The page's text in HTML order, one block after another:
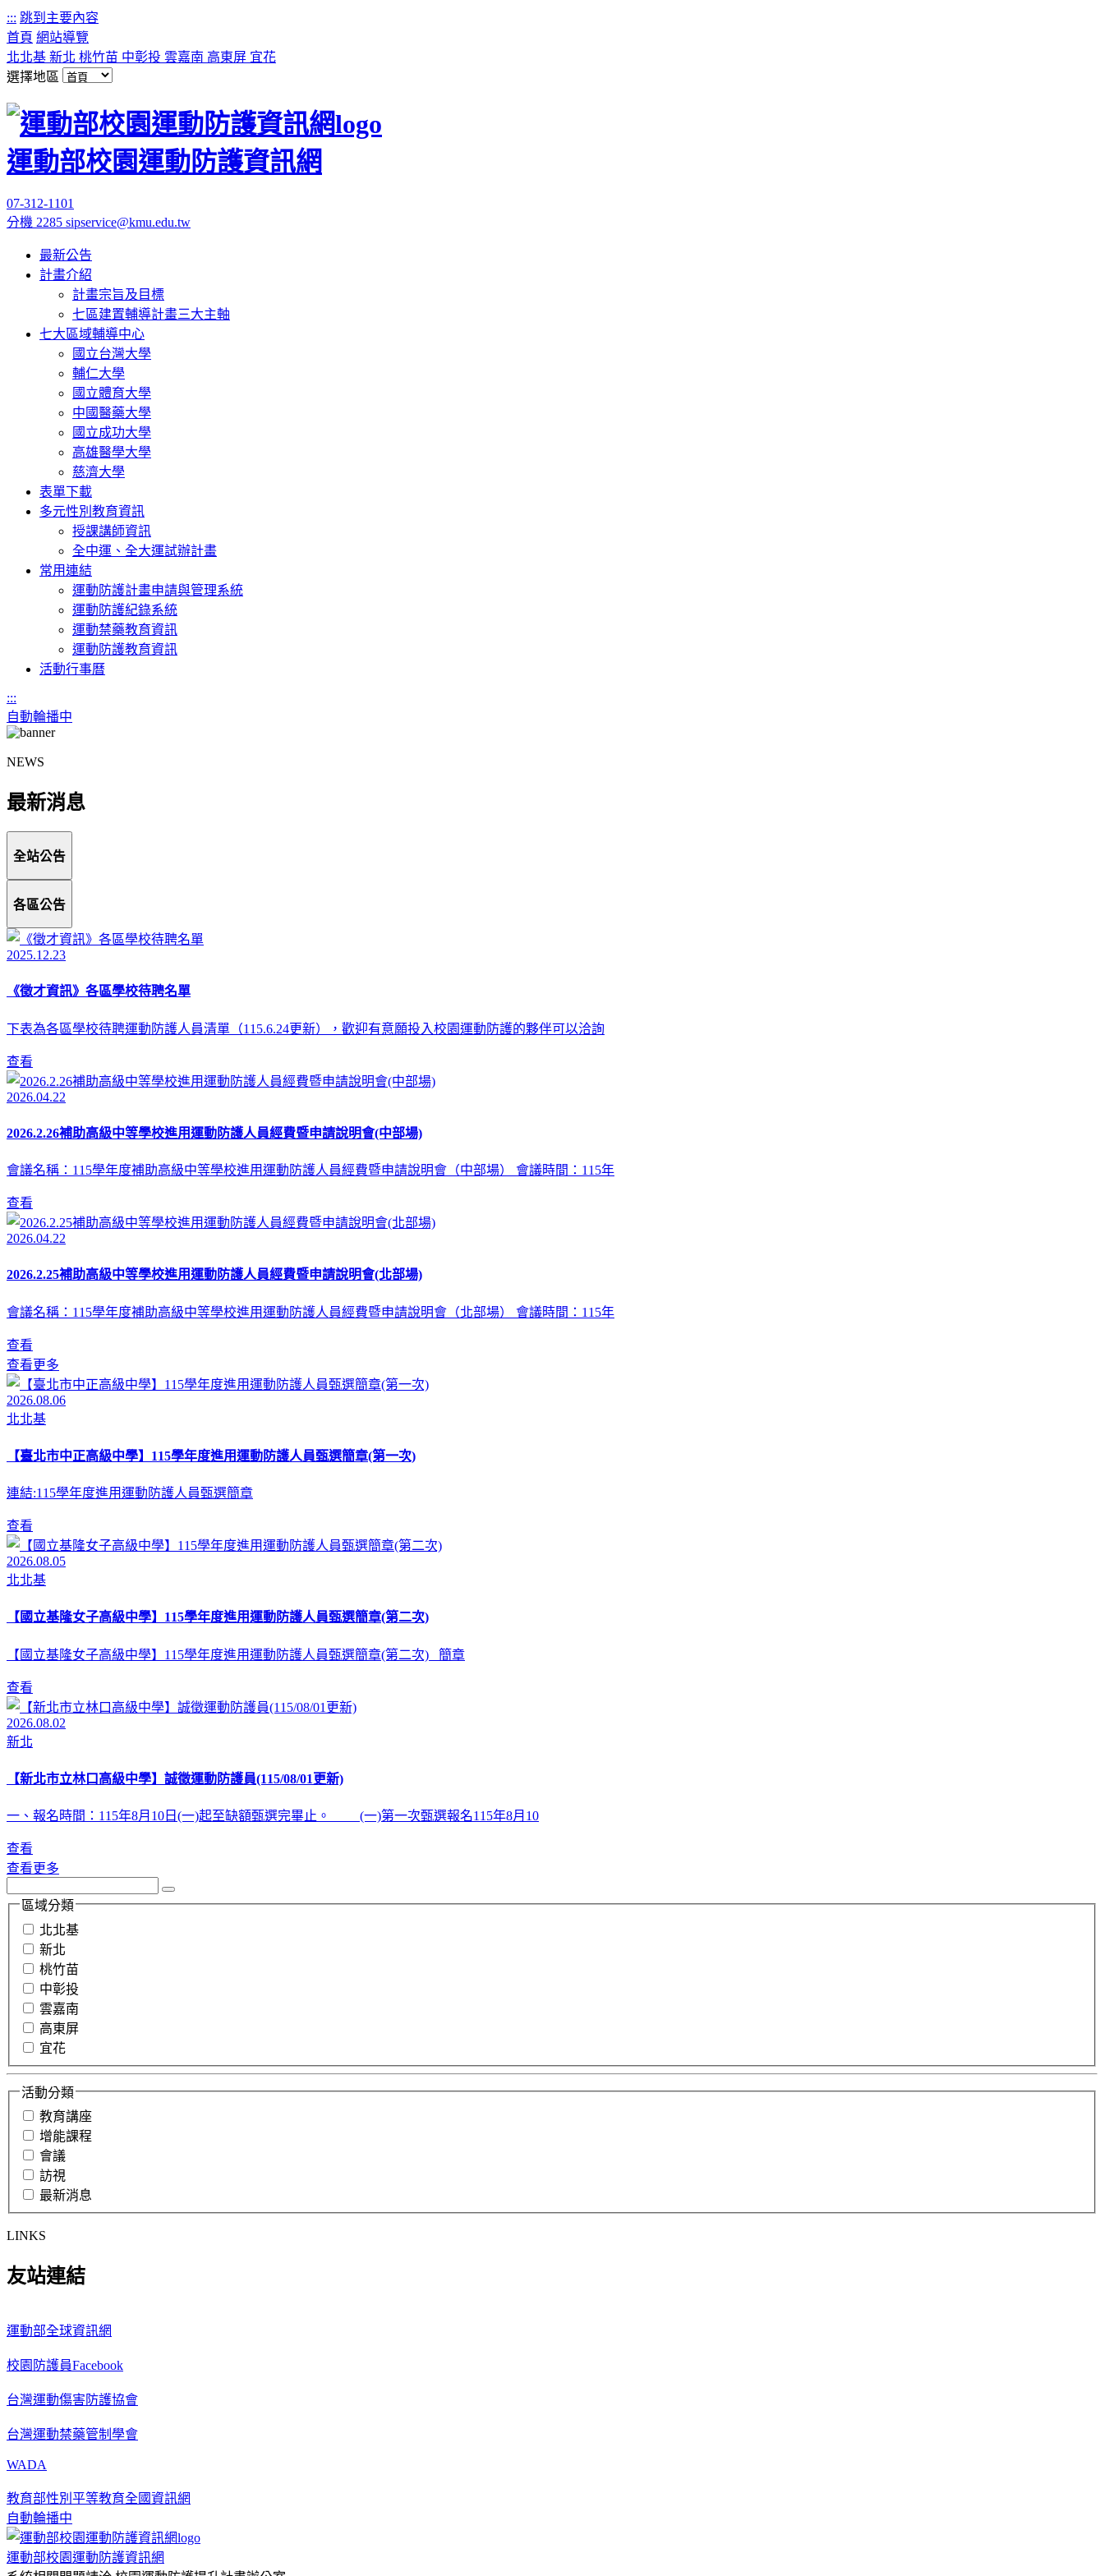
::: 跳到主要內容
首頁 網站導覽
北北基 新北 桃竹苗 中彰投 雲嘉南 高東屏 宜花
選擇地區
運動部校園運動防護資訊網
07-312-1101
分機 2285 sipservice@kmu.edu.tw
最新公告
計畫介紹
計畫宗旨及目標
七區建置輔導計畫三大主軸
七大區域輔導中心
國立台灣大學
輔仁大學
國立體育大學
中國醫藥大學
國立成功大學
高雄醫學大學
慈濟大學
表單下載
多元性別教育資訊
授課講師資訊
全中運、全大運試辦計畫
常用連結
運動防護計畫申請與管理系統
運動防護紀錄系統
運動禁藥教育資訊
運動防護教育資訊
活動行事曆
:::
自動輪播中
NEWS
最新消息
全站公告
各區公告
2025.12.23
《徵才資訊》各區學校待聘名單
下表為各區學校待聘運動防護人員清單（115.6.24更新），歡迎有意願投入校園運動防護的夥伴可以洽詢
查看
2026.04.22
2026.2.26補助高級中等學校進用運動防護人員經費暨申請說明會(中部場)
會議名稱：115學年度補助高級中等學校進用運動防護人員經費暨申請說明會（中部場） 會議時間：115年
查看
2026.04.22
2026.2.25補助高級中等學校進用運動防護人員經費暨申請說明會(北部場)
會議名稱：115學年度補助高級中等學校進用運動防護人員經費暨申請說明會（北部場） 會議時間：115年
查看
查看更多
2026.08.06
北北基
【臺北市中正高級中學】115學年度進用運動防護人員甄選簡章(第一次)
連結:115學年度進用運動防護人員甄選簡章
查看
2026.08.05
北北基
【國立基隆女子高級中學】115學年度進用運動防護人員甄選簡章(第二次)
【國立基隆女子高級中學】115學年度進用運動防護人員甄選簡章(第二次) 簡章
查看
2026.08.02
新北
【新北市立林口高級中學】誠徵運動防護員(115/08/01更新)
一、報名時間：115年8月10日(一)起至缺額甄選完畢止。 (一)第一次甄選報名115年8月10
查看
查看更多
區域分類
北北基
新北
桃竹苗
中彰投
雲嘉南
高東屏
宜花
活動分類
教育講座
增能課程
會議
訪視
最新消息
LINKS
友站連結
運動部全球資訊網
校園防護員Facebook
台灣運動傷害防護協會
台灣運動禁藥管制學會
WADA
教育部性別平等教育全國資訊網
自動輪播中
運動部校園運動防護資訊網